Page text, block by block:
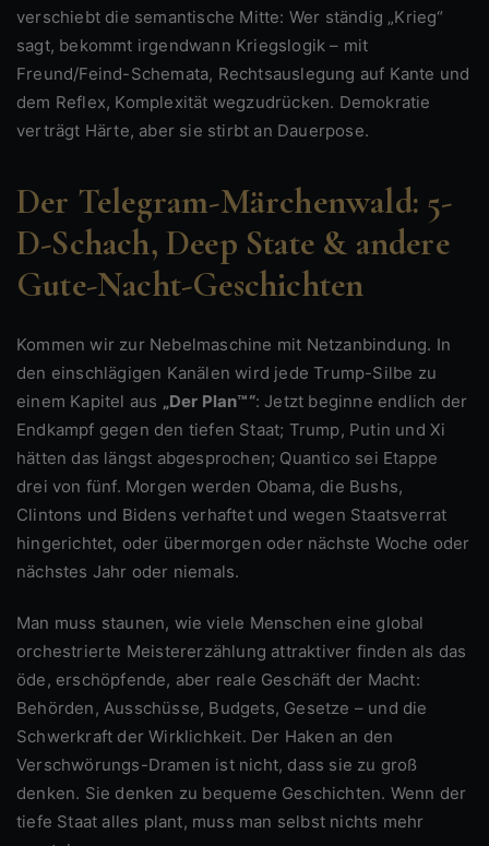
verschiebt die semantische Mitte: Wer ständig „Krieg“
sagt, bekommt irgendwann Kriegslogik – mit
Freund/Feind-Schemata, Rechtsauslegung auf Kante und
dem Reflex, Komplexität wegzudrücken. Demokratie
verträgt Härte, aber sie stirbt an Dauerpose.
Der Telegram-Märchenwald: 5-
D-Schach, Deep State & andere
Gute-Nacht-Geschichten
Kommen wir zur Nebelmaschine mit Netzanbindung. In
den einschlägigen Kanälen wird jede Trump-Silbe zu
einem Kapitel aus „Der Plan™“: Jetzt beginne endlich der
Endkampf gegen den tiefen Staat; Trump, Putin und Xi
hätten das längst abgesprochen; Quantico sei Etappe
drei von fünf. Morgen werden Obama, die Bushs,
Clintons und Bidens verhaftet und wegen Staatsverrat
hingerichtet, oder übermorgen oder nächste Woche oder
nächstes Jahr oder niemals.
Man muss staunen, wie viele Menschen eine global
orchestrierte Meistererzählung attraktiver finden als das
öde, erschöpfende, aber reale Geschäft der Macht:
Behörden, Ausschüsse, Budgets, Gesetze – und die
Schwerkraft der Wirklichkeit. Der Haken an den
Verschwörungs-Dramen ist nicht, dass sie zu groß
denken. Sie denken zu bequeme Geschichten. Wenn der
tiefe Staat alles plant, muss man selbst nichts mehr